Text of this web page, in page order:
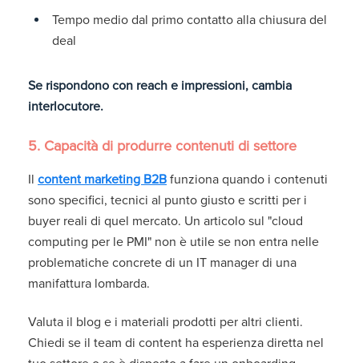
Tempo medio dal primo contatto alla chiusura del
deal
Se rispondono con reach e impressioni, cambia
interlocutore.
5. Capacità di produrre contenuti di settore
Il content marketing B2B funziona quando i contenuti
sono specifici, tecnici al punto giusto e scritti per i
buyer reali di quel mercato. Un articolo sul "cloud
computing per le PMI" non è utile se non entra nelle
problematiche concrete di un IT manager di una
manifattura lombarda.
Valuta il blog e i materiali prodotti per altri clienti.
Chiedi se il team di content ha esperienza diretta nel